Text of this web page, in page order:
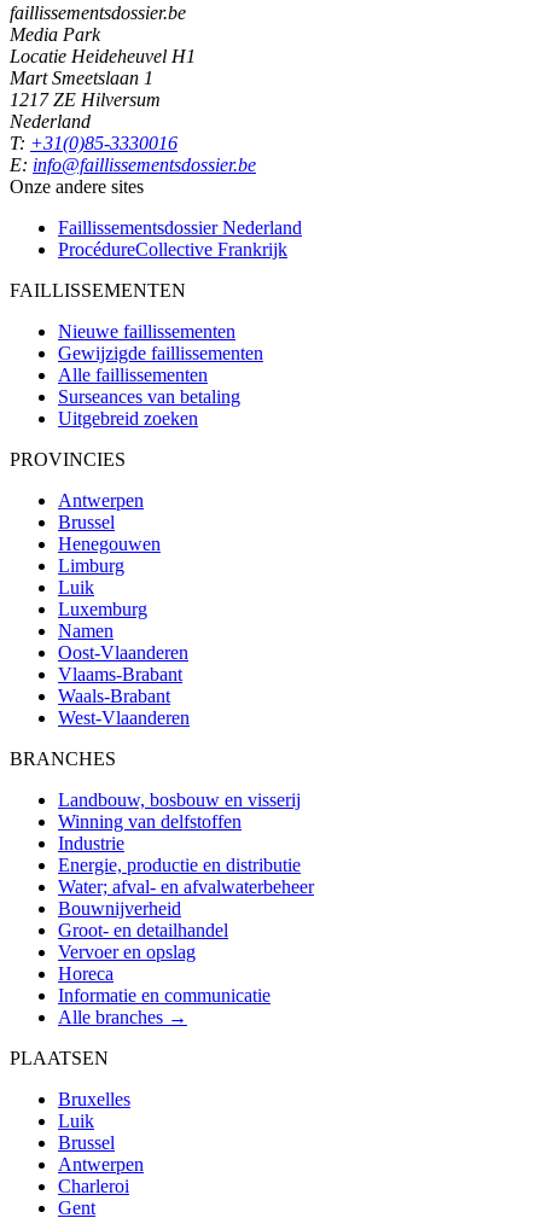
faillissementsdossier.be
Media Park
Locatie Heideheuvel H1
Mart Smeetslaan 1
1217 ZE Hilversum
Nederland
T: +31(0)85-3330016
E: info@faillissementsdossier.be
Onze andere sites
Faillissementsdossier Nederland
ProcédureCollective Frankrijk
FAILLISSEMENTEN
Nieuwe faillissementen
Gewijzigde faillissementen
Alle faillissementen
Surseances van betaling
Uitgebreid zoeken
PROVINCIES
Antwerpen
Brussel
Henegouwen
Limburg
Luik
Luxemburg
Namen
Oost-Vlaanderen
Vlaams-Brabant
Waals-Brabant
West-Vlaanderen
BRANCHES
Landbouw, bosbouw en visserij
Winning van delfstoffen
Industrie
Energie, productie en distributie
Water; afval- en afvalwaterbeheer
Bouwnijverheid
Groot- en detailhandel
Vervoer en opslag
Horeca
Informatie en communicatie
Alle branches →
PLAATSEN
Bruxelles
Luik
Brussel
Antwerpen
Charleroi
Gent